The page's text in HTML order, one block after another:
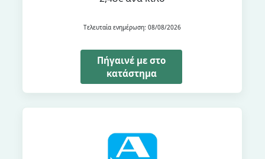
Τελευταία ενημέρωση: 08/08/2026
Πήγαινέ με στο
κατάστημα